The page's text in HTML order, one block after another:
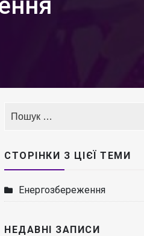
СТОРІНКИ З ЦІЄЇ ТЕМИ
Енергозбереження
НЕДАВНІ ЗАПИСИ